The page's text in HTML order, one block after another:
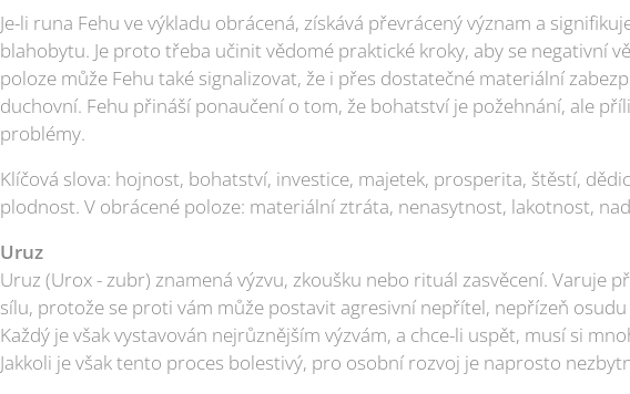
Je-li runa Fehu ve výkladu obrácená, získává převrácený význam a
blahobytu. Je proto třeba učinit vědomé praktické kroky, aby se negativní
poloze může Fehu také signalizovat, že i přes dostatečné materiální
duchovní. Fehu přináší ponaučení o tom, že bohatství je požehnání, ale
problémy.
Klíčová slova: hojnost, bohatství, investice, majetek, prosperita, štěstí,
plodnost. V obrácené poloze: materiální ztráta, nenasytnost, lakotnost,
Uruz
Uruz (Urox - zubr) znamená výzvu, zkoušku nebo rituál zasvěcení. Varuje
sílu, protože se proti vám může postavit agresivní nepřítel, nepřízeň
Každý je však vystavován nejrůznějším výzvám, a chce-li uspět, musí si
Jakkoli je však tento proces bolestivý, pro osobní rozvoj je naprosto